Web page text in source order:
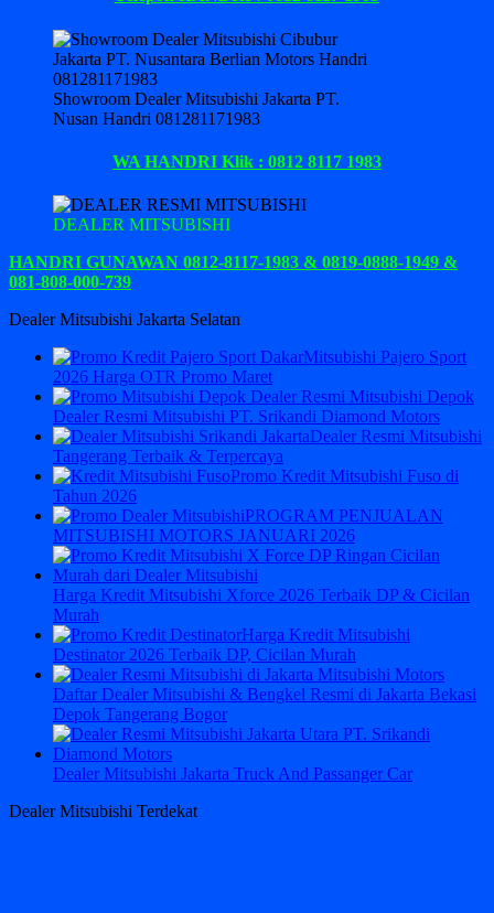
Showroom Dealer Mitsubishi Jakarta PT.
Nusan Handri 081281171983
WA HANDRI Klik : 0812 8117 1983
DEALER MITSUBISHI
HANDRI GUNAWAN 0812-8117-1983 & 0819-0888-1949 &
081-808-000-739
Dealer Mitsubishi Jakarta Selatan
Mitsubishi Pajero Sport
2026 Harga OTR Promo Maret
Dealer Resmi Mitsubishi PT. Srikandi Diamond Motors
Dealer Resmi Mitsubishi
Tangerang Terbaik & Terpercaya
Promo Kredit Mitsubishi Fuso di
Tahun 2026
PROGRAM PENJUALAN
MITSUBISHI MOTORS JANUARI 2026
Harga Kredit Mitsubishi Xforce 2026 Terbaik DP & Cicilan
Murah
Harga Kredit Mitsubishi
Destinator 2026 Terbaik DP, Cicilan Murah
Daftar Dealer Mitsubishi & Bengkel Resmi di Jakarta Bekasi
Depok Tangerang Bogor
Dealer Mitsubishi Jakarta Truck And Passanger Car
Dealer Mitsubishi Terdekat